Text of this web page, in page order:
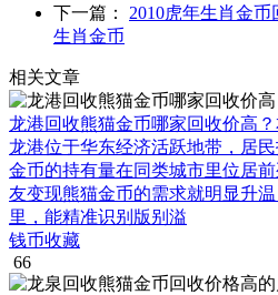
下一篇： 2010虎年生肖金
生肖金币
相关文章
龙港回收熊猫金币哪家回收价高
龙港位于华东经济活跃地带，居
金币的持有量在同类城市里位居
友变现熊猫金币的需求就明显升
里，能精准识别版别溢
钱币收藏
66